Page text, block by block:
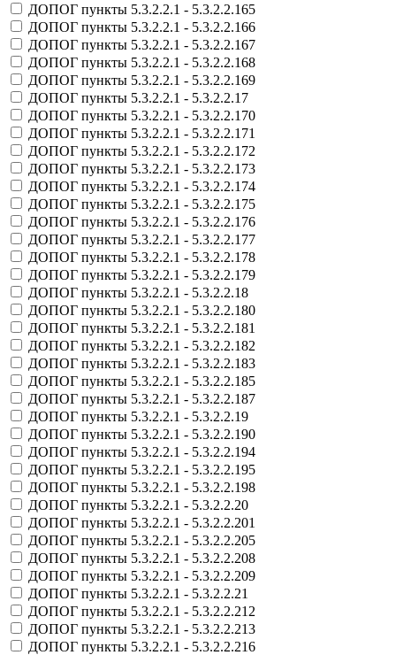
ДОПОГ пункты 5.3.2.2.1 - 5.3.2.2.165
ДОПОГ пункты 5.3.2.2.1 - 5.3.2.2.166
ДОПОГ пункты 5.3.2.2.1 - 5.3.2.2.167
ДОПОГ пункты 5.3.2.2.1 - 5.3.2.2.168
ДОПОГ пункты 5.3.2.2.1 - 5.3.2.2.169
ДОПОГ пункты 5.3.2.2.1 - 5.3.2.2.17
ДОПОГ пункты 5.3.2.2.1 - 5.3.2.2.170
ДОПОГ пункты 5.3.2.2.1 - 5.3.2.2.171
ДОПОГ пункты 5.3.2.2.1 - 5.3.2.2.172
ДОПОГ пункты 5.3.2.2.1 - 5.3.2.2.173
ДОПОГ пункты 5.3.2.2.1 - 5.3.2.2.174
ДОПОГ пункты 5.3.2.2.1 - 5.3.2.2.175
ДОПОГ пункты 5.3.2.2.1 - 5.3.2.2.176
ДОПОГ пункты 5.3.2.2.1 - 5.3.2.2.177
ДОПОГ пункты 5.3.2.2.1 - 5.3.2.2.178
ДОПОГ пункты 5.3.2.2.1 - 5.3.2.2.179
ДОПОГ пункты 5.3.2.2.1 - 5.3.2.2.18
ДОПОГ пункты 5.3.2.2.1 - 5.3.2.2.180
ДОПОГ пункты 5.3.2.2.1 - 5.3.2.2.181
ДОПОГ пункты 5.3.2.2.1 - 5.3.2.2.182
ДОПОГ пункты 5.3.2.2.1 - 5.3.2.2.183
ДОПОГ пункты 5.3.2.2.1 - 5.3.2.2.185
ДОПОГ пункты 5.3.2.2.1 - 5.3.2.2.187
ДОПОГ пункты 5.3.2.2.1 - 5.3.2.2.19
ДОПОГ пункты 5.3.2.2.1 - 5.3.2.2.190
ДОПОГ пункты 5.3.2.2.1 - 5.3.2.2.194
ДОПОГ пункты 5.3.2.2.1 - 5.3.2.2.195
ДОПОГ пункты 5.3.2.2.1 - 5.3.2.2.198
ДОПОГ пункты 5.3.2.2.1 - 5.3.2.2.20
ДОПОГ пункты 5.3.2.2.1 - 5.3.2.2.201
ДОПОГ пункты 5.3.2.2.1 - 5.3.2.2.205
ДОПОГ пункты 5.3.2.2.1 - 5.3.2.2.208
ДОПОГ пункты 5.3.2.2.1 - 5.3.2.2.209
ДОПОГ пункты 5.3.2.2.1 - 5.3.2.2.21
ДОПОГ пункты 5.3.2.2.1 - 5.3.2.2.212
ДОПОГ пункты 5.3.2.2.1 - 5.3.2.2.213
ДОПОГ пункты 5.3.2.2.1 - 5.3.2.2.216